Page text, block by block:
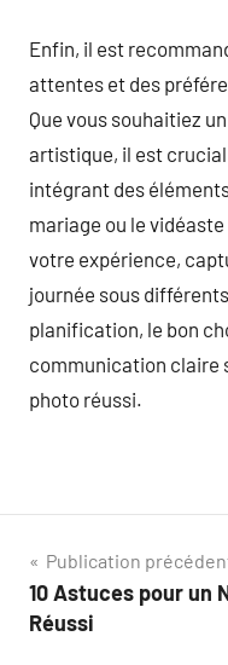
Enfin, il est
attentes et des
Que vous souhaitiez
artistique, il est
intégrant des
mariage ou le
votre expérience,
journée sous
planification, le bon
communication claire
photo réussi.
Navigation
de
Publication
10 Astuces pour un
Réussi